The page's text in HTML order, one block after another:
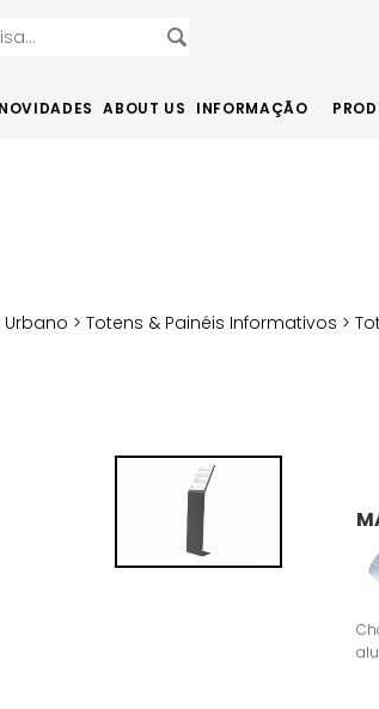
NOVIDADES ABOUT US INFORMAÇÃO
>Totens & Painéis Informativos >